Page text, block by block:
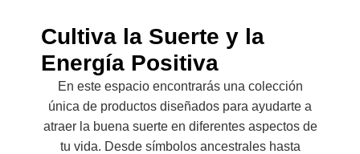
Cultiva la Suerte y la
Energía Positiva
En este espacio encontrarás una colección
única de productos diseñados para ayudarte a
atraer la buena suerte en diferentes aspectos de
tu vida. Desde símbolos ancestrales hasta